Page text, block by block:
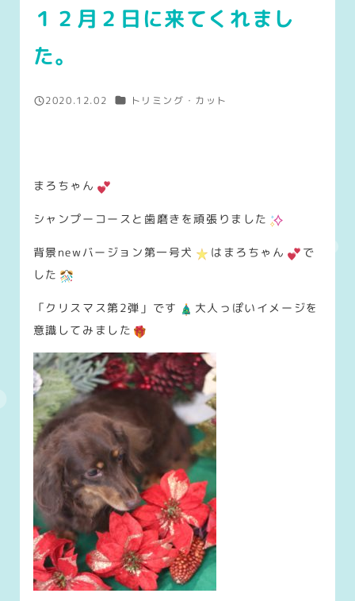
１２月２日に来てくれまし
た。
投稿日
2020.12.02 カテゴリー
トリミング・カット
まろちゃん
シャンプーコースと歯磨きを頑張りました
背景newバージョン第一号犬 はまろちゃん
で
した
「クリスマス第2弾」です
大人っぽいイメージを
意識してみました